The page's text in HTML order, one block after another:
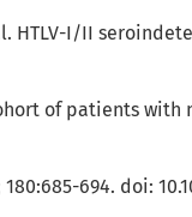
HTLV-I/II
of patients with
180:685-694. doi: